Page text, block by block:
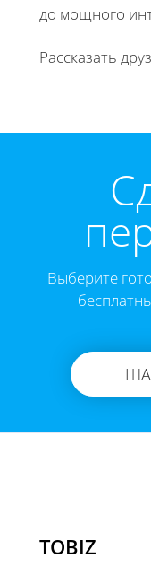
до мощного
Рассказать
Выберите
TOBIZ